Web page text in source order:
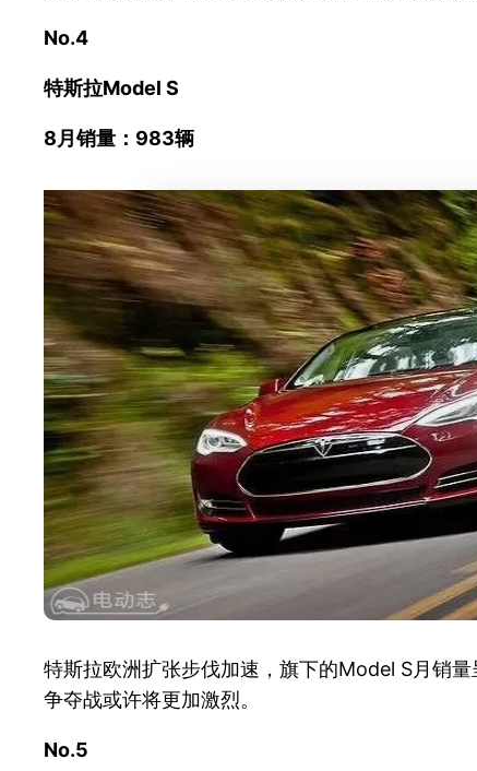
No.4
特斯拉Model S
8月销量：983辆
特斯拉欧洲扩张步伐加速，旗下的Model S月销
争夺战或许将更加激烈。
No.5